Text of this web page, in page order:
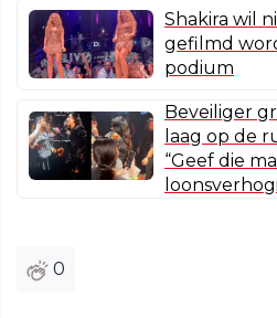
Shakira wil
gefilmd
podium
Beveiliger
laag op de
“Geef die
0